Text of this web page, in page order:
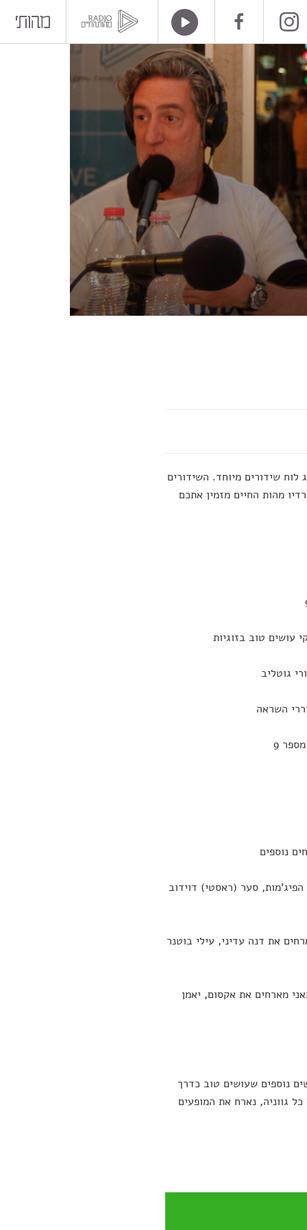
רדיו מהות החיים מציג לוח שידורים מיוחד. השידורים
מהות החיים מזמין אתכם
הפיג'מות, סער (ראסטי) דוידוב
את דנה עדיני, עילי בוטנר
מארחים את אקסום, יאמן
נוספים שעושים טוב כדרך
גווניה, נארח את המופעים